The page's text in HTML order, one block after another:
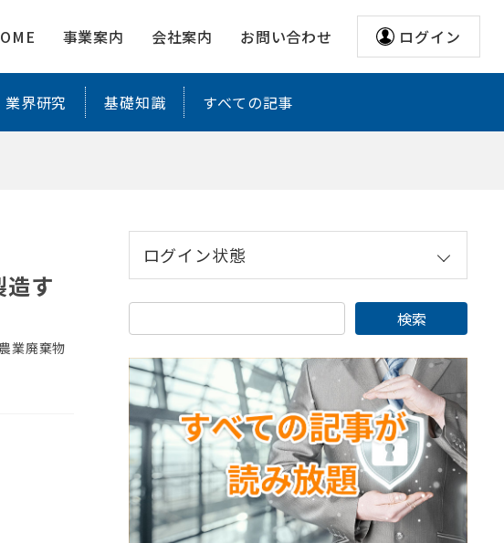
事業案内 会社案内 お問い合わせ ログイン
業界研究 基礎知識 すべての記事
す
業廃棄物
ログイン状態